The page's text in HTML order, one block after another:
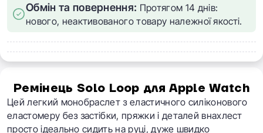
Обмін та повернення: Протягом 14 днів:
нового, неактивованого товару належної якості.
Ремінець Solo Loop для Apple Watch
Цей легкий монобраслет з еластичного силіконового
еластомеру без застібки, пряжки і деталей внахлест
просто ідеально сидить на руці, дуже швидко